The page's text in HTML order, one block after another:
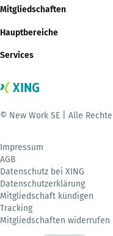
Mitgliedschaften
Hauptbereiche
Services
© New Work SE | Alle
Impressum
AGB
Datenschutz bei XING
Datenschutzerklärung
Mitgliedschaft kündigen
Tracking
Mitgliedschaften widerrufen